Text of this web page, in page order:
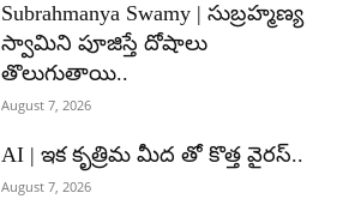
Subrahmanya Swamy | సుబ్రహ్మణ్య
స్వామిని పూజిస్తే దోషాలు
తొలుగుతాయి..
August 7, 2026
AI | ఇక కృత్రిమ మీద తో కొత్త వైరస్..
August 7, 2026